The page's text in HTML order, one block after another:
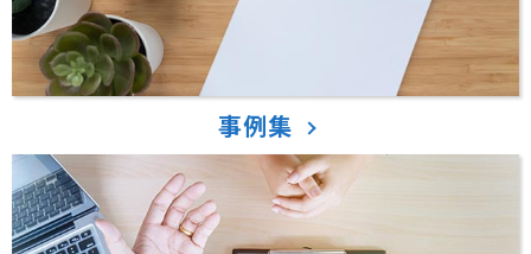
事例集